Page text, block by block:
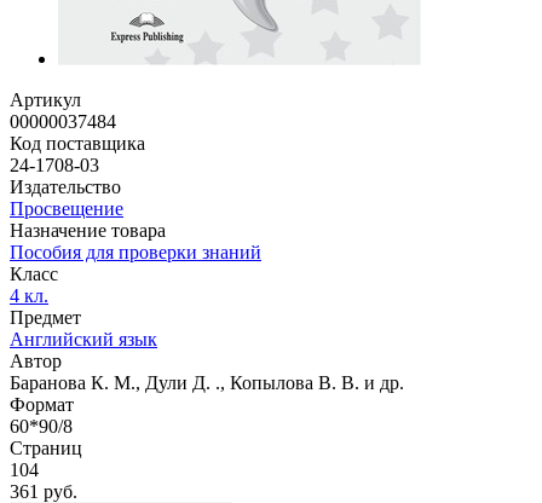
Артикул
00000037484
Код поставщика
24-1708-03
Издательство
Просвещение
Назначение товара
Пособия для проверки знаний
Класс
4 кл.
Предмет
Английский язык
Автор
Баранова К. М., Дули Д. ., Копылова В. В. и др.
Формат
60*90/8
Страниц
104
361 руб.